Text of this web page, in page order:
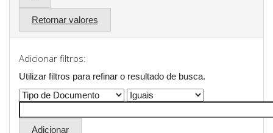
Retornar valores
Adicionar filtros:
Utilizar filtros para refinar o resultado de busca.